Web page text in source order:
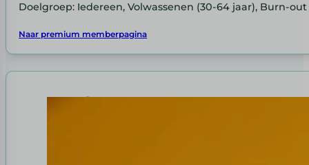
Doelgroep: Iedereen, Volwassenen (30-64 jaar), Burn-out
Naar premium memberpagina